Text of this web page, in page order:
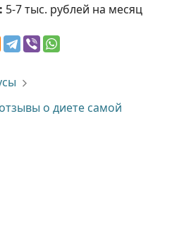
5-7 тыс. рублей на месяц
о диете самой